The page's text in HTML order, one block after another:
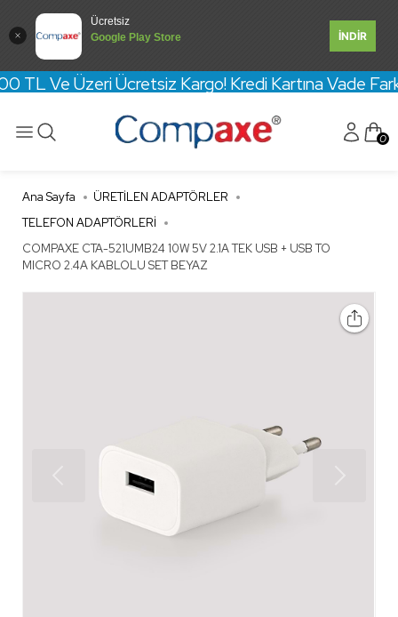
Ücretsiz
Google Play Store
İNDİR
Üzeri Ücretsiz Kargo! Kredi Kartına Vade
0
Ana Sayfa
ÜRETİLEN ADAPTÖRLER
TELEFON ADAPTÖRLERİ
COMPAXE CTA-521UMB24 10W 5V 2.1A TEK USB + USB TO
MICRO 2.4A KABLOLU SET BEYAZ